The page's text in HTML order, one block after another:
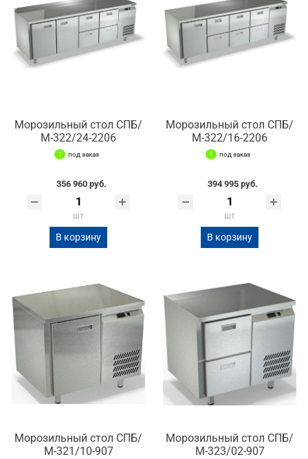
Морозильный стол СПБ/
М-322/24-2206
под заказ
356 960 руб.
шт
В корзину
Морозильный стол СПБ/
М-322/16-2206
под заказ
394 995 руб.
шт
В корзину
Морозильный стол СПБ/
М-321/10-907
Морозильный стол СПБ/
М-323/02-907